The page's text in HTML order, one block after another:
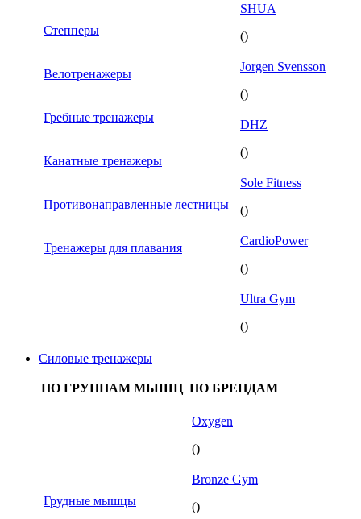
Степперы
Велотренажеры
Гребные тренажеры
Канатные тренажеры
Противонаправленные лестницы
Тренажеры для плавания
SHUA
()
Jorgen Svensson
()
DHZ
()
Sole Fitness
()
CardioPower
()
Ultra Gym
()
Силовые тренажеры
ПО ГРУППАМ МЫШЦ ПО БРЕНДАМ
Грудные мышцы
Oxygen
()
Bronze Gym
()